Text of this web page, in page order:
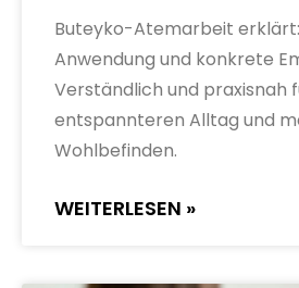
Buteyko-Atemarbeit
Anwendung und konkrete
Verständlich und praxisnah
entspannteren Alltag und
Wohlbefinden.
WEITERLESEN »